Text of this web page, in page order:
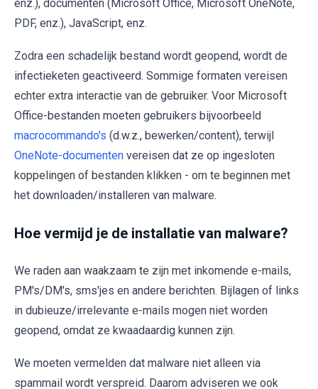
enz.), documenten (Microsoft Office, Microsoft OneNote,
PDF, enz.), JavaScript, enz.
Zodra een schadelijk bestand wordt geopend, wordt de
infectieketen geactiveerd. Sommige formaten vereisen
echter extra interactie van de gebruiker. Voor Microsoft
Office-bestanden moeten gebruikers bijvoorbeeld
macrocommando's (d.w.z., bewerken/content), terwijl
OneNote-documenten vereisen dat ze op ingesloten
koppelingen of bestanden klikken - om te beginnen met
het downloaden/installeren van malware.
Hoe vermijd je de installatie van malware?
We raden aan waakzaam te zijn met inkomende e-mails,
PM's/DM's, sms'jes en andere berichten. Bijlagen of links
in dubieuze/irrelevante e-mails mogen niet worden
geopend, omdat ze kwaadaardig kunnen zijn.
We moeten vermelden dat malware niet alleen via
spammail wordt verspreid. Daarom adviseren we ook